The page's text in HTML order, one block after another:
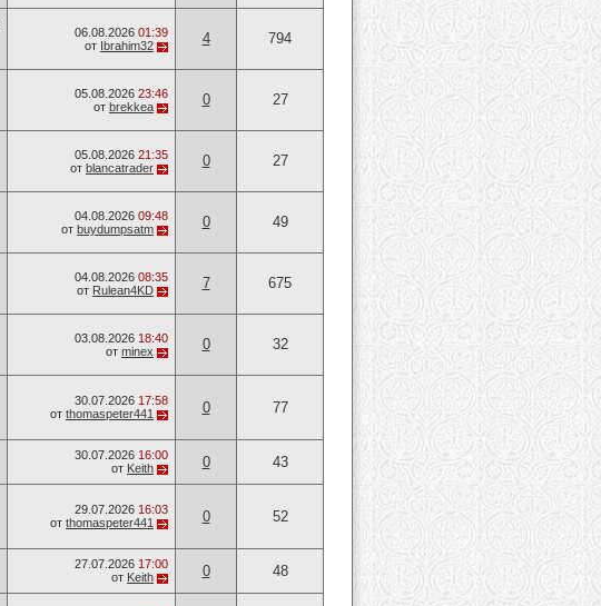
06.08.2026 01:39
от Ibrahim32 4 794
05.08.2026 23:46
от brekkea 0 27
05.08.2026 21:35
от blancatrader 0 27
04.08.2026 09:48
от buydumpsatm 0 49
04.08.2026 08:35
от Rulean4KD 7 675
03.08.2026 18:40
от minex 0 32
30.07.2026 17:58
от thomaspeter441 0 77
30.07.2026 16:00
от Keith 0 43
29.07.2026 16:03
от thomaspeter441 0 52
27.07.2026 17:00
от Keith 0 48